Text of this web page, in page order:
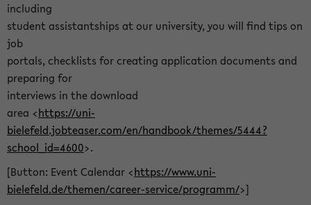
including
student assistantships at our university, you will find tips on
job
portals, checklists for creating application documents and
preparing for
interviews in the download
area <https://uni-
bielefeld.jobteaser.com/en/handbook/themes/5444?
school_id=4600>.
[Button: Event Calendar <https://www.uni-
bielefeld.de/themen/career-service/programm/>]